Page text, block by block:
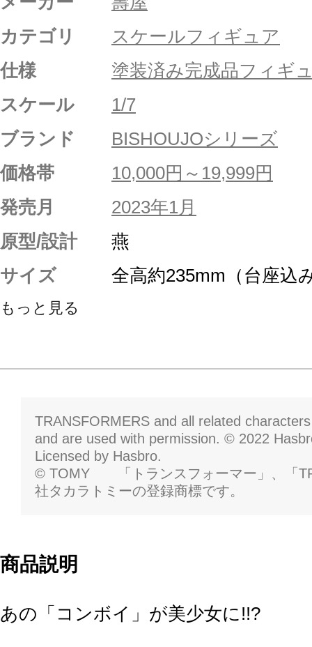
カテゴリ
スケールフィギュア
仕様
塗装済み完成品フィギ
スケール
1/7
ブランド
BISHOUJOシリーズ
価格帯
10,000円～19,999円
発売月
2023年1月
原型/設計
燕
サイズ
全高約235mm（台座込
もっと見る
TRANSFORMERS and all related
and are used with permission. © 2022
Licensed by Hasbro.
© TOMY 「トランスフォーマー」、「
社タカラトミーの登録商標です。
商品説明
あの「コンボイ」が美少女に!!?